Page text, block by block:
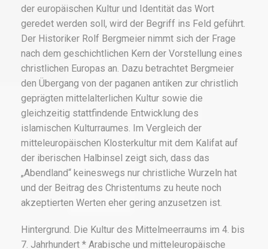
der europäischen Kultur und Identität das Wort
geredet werden soll, wird der Begriff ins Feld geführt.
Der Historiker Rolf Bergmeier nimmt sich der Frage
nach dem geschichtlichen Kern der Vorstellung eines
christlichen Europas an. Dazu betrachtet Bergmeier
den Übergang von der paganen antiken zur christlich
geprägten mittelalterlichen Kultur sowie die
gleichzeitig stattfindende Entwicklung des
islamischen Kulturraumes. Im Vergleich der
mitteleuropäischen Klosterkultur mit dem Kalifat auf
der iberischen Halbinsel zeigt sich, dass das
„Abendland“ keineswegs nur christliche Wurzeln hat
und der Beitrag des Christentums zu heute noch
akzeptierten Werten eher gering anzusetzen ist.
Hintergrund. Die Kultur des Mittelmeerraums im 4. bis
7. Jahrhundert * Arabische und mitteleuropäische